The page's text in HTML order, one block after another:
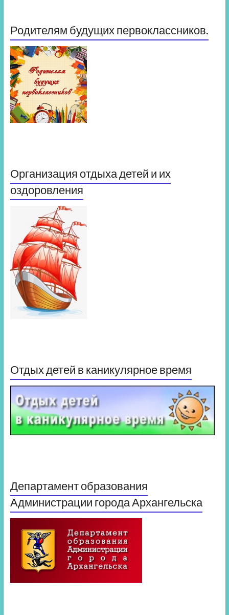
Родителям будущих первоклассников.
Организация отдыха детей и их
оздоровления
Отдых детей в каникулярное время
Департамент образования
Администрации города Архангельска